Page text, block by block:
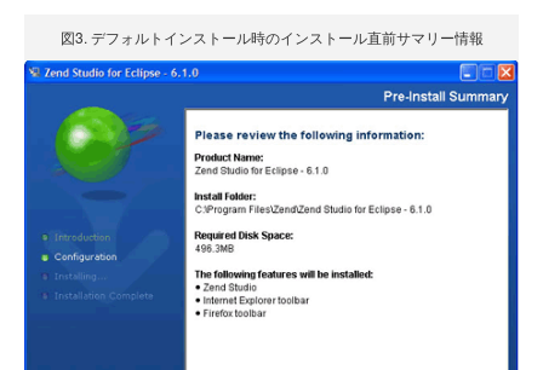
図3. デフォルトインストール時のインストール直前サマリー情報